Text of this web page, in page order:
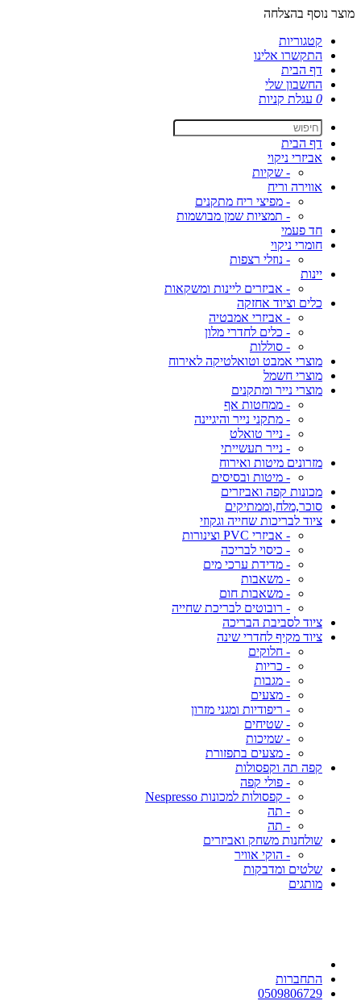
מוצר נוסף בהצלחה
קטגוריות
התקשרו אלינו
דף הבית
החשבון שלי
0 עגלת קניות
דף הבית
אביזרי ניקוי
- שקיות
אווירה וריח
- מפיצי ריח מתקנים
- תמציות שמן מבושמות
חד פעמי
חומרי ניקוי
- נוזלי רצפות
יינות
- אביזרים ליינות ומשקאות
כלים וציוד אחזקה
- אביזרי אמבטיה
- כלים לחדרי מלון
- סוללות
מוצרי אמבט וטואלטיקה לאירוח
מוצרי חשמל
מוצרי נייר ומתקנים
- ממחטות אף
- מתקני נייר והיגיינה
- נייר טואלט
- נייר תעשייתי
מזרונים מיטות ואירוח
- מיטות ובסיסים
מכונות קפה ואביזרים
סוכר,מלח,וממתיקים
ציוד לבריכות שחייה וגקוזי
- אביזרי PVC וצינורות
- כיסוי לבריכה
- מדידת ערכי מים
- משאבות
- משאבות חום
- רובוטים לבריכת שחייה
ציוד לסביבת הבריכה
ציוד מקיף לחדרי שינה
- חלוקים
- כריות
- מגבות
- מצעים
- ריפודיות ומגני מזרון
- שטיחים
- שמיכות
- מצעים בתפזורת
קפה תה וקפסולות
- פולי קפה
- קפסולות למכונות Nespresso
- תה
- תה
שולחנות משחק ואביזרים
- הוקי אוויר
שלטים ומדבקות
מותגים
התחברות
0509806729